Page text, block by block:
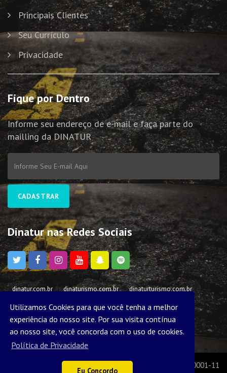
Utilizamos Cookies para que você tenha a melhor
experiência do nosso site. Por sua visita contínua
ao nosso site, você concorda com o uso de cookies.
Política de Privacidade
Eu Concordo
Principais Clientes
Seu Currículo
Privacidade
Fique por Dentro
Informe seu endereço de e-mail e faça parte do
mailling da DINATUR
CADASTRAR
Dinatur nas Redes Sociais
dinatur.com.br dinaturismo.com.br
dinaturturismo.com.br
fretamentocajamar.com.br
fretamentosemcajamar.com.br
DINA TRASLADOS E TURISMO LTDA
CNPJ: 02.853.842/0001-11